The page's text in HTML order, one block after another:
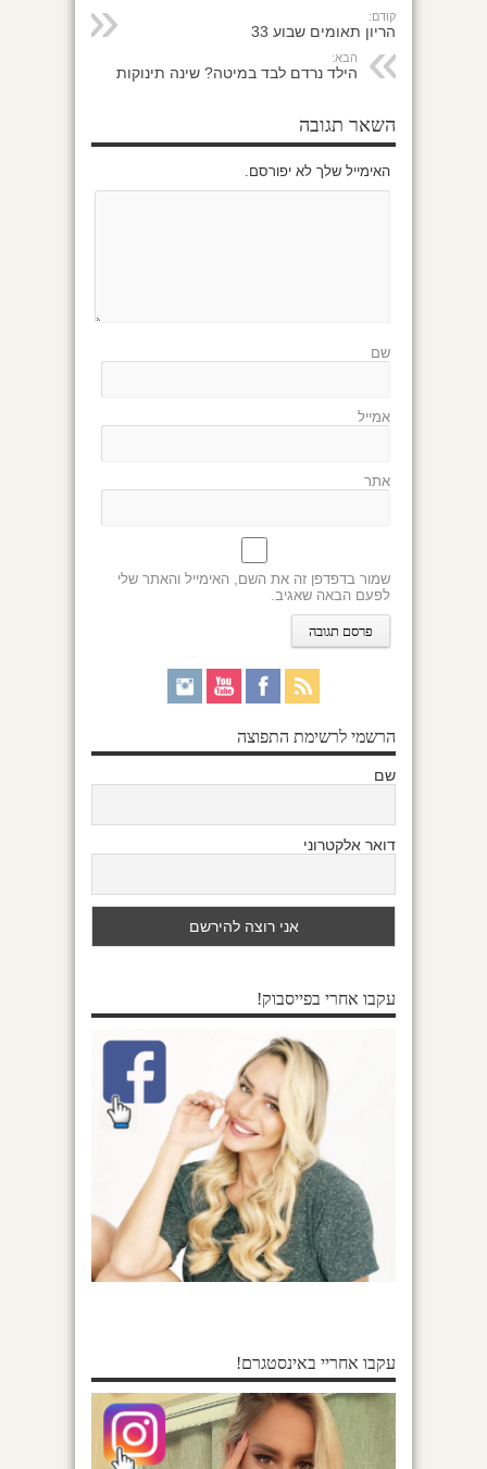
קודם:
הריון תאומים שבוע 33
הבא:
הילד נרדם לבד במיטה? שינה תינוקות
השאר תגובה
האימייל שלך לא יפורסם.
שם
אמייל
אתר
שמור בדפדפן זה את השם, האימייל והאתר שלי
לפעם הבאה שאגיב.
הרשמי לרשימת התפוצה
שם
דואר אלקטרוני
עקבו אחרי בפייסבוק!
עקבו אחריי באינסטגרם!